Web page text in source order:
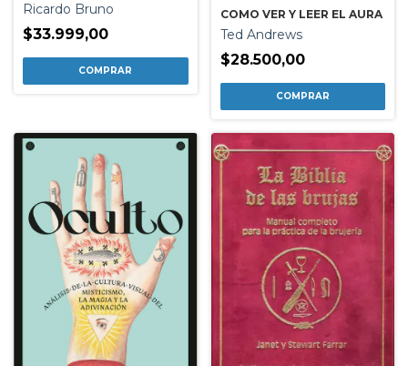
Ricardo Bruno
$33.999,00
COMO VER Y LEER EL AURA
Ted Andrews
$28.500,00